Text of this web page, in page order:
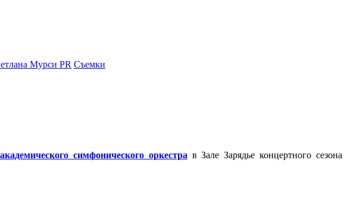
Мурси PR Съемки
симфонического оркестра в Зале Зарядье концертного сезона